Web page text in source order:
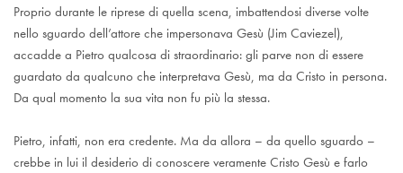
Proprio durante le riprese di quella scena, imbattendosi diverse volte
nello sguardo dell’attore che impersonava Gesù (Jim Caviezel),
accadde a Pietro qualcosa di straordinario: gli parve non di essere
guardato da qualcuno che interpretava Gesù, ma da Cristo in persona.
Da qual momento la sua vita non fu più la stessa.
Pietro, infatti, non era credente. Ma da allora – da quello sguardo –
crebbe in lui il desiderio di conoscere veramente Cristo Gesù e farlo